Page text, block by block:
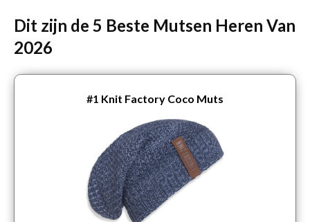
Dit zijn de 5 Beste Mutsen Heren Van
2026
#1 Knit Factory Coco Muts